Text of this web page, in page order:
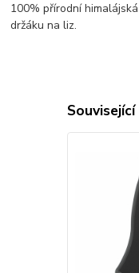
100% přírodní
držáku na liz.